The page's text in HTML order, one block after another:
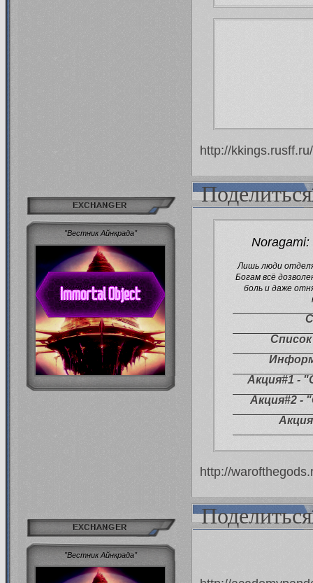
http://
Поделиться
EXCHANGER
"Вестник Айнкрада"
Noragami:
Лишь люди
Богам всё
боль и даже
Акция#1 -
Акция#2 -
http://
Поделиться
EXCHANGER
"Вестник Айнкрада"